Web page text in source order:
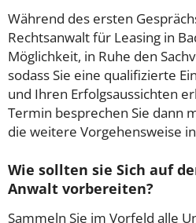
Während des ersten
Rechtsanwalt für Leasing in
Möglichkeit, in Ruhe den
sodass Sie eine qualifizierte
und Ihren Erfolgsaussichten
Termin besprechen Sie dann
die weitere Vorgehensweise
Wie sollten sie Sich auf
Anwalt vorbereiten?
Sammeln Sie im Vorfeld alle